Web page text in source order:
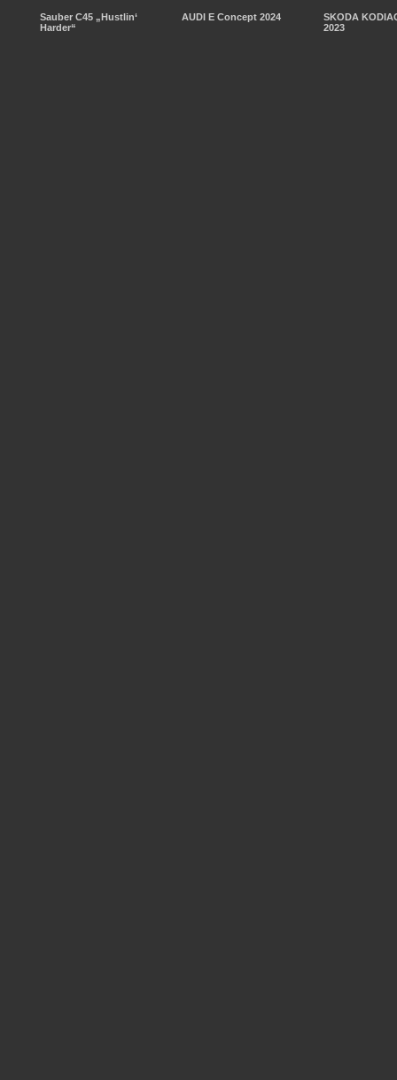
Sauber C45 „Hustlin‘
Harder“
AUDI E Concept 2024
SKODA
2023